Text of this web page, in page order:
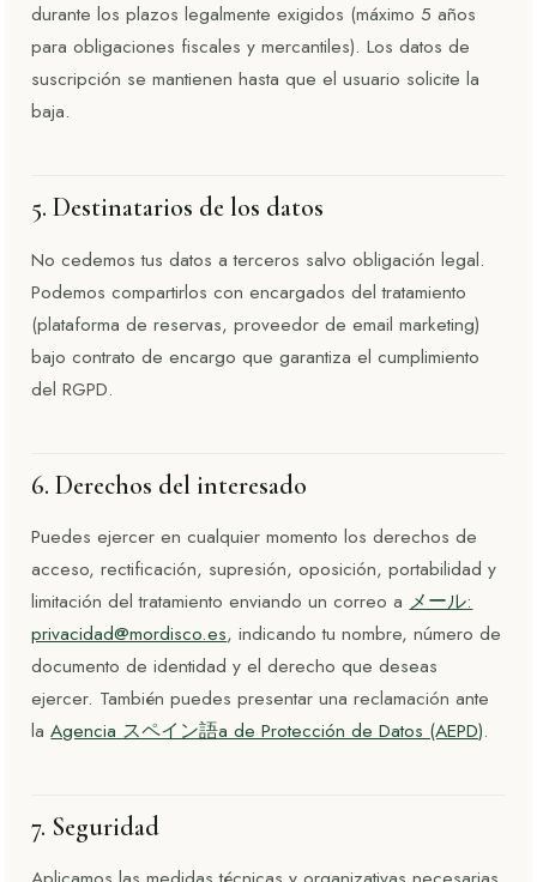
durante los plazos legalmente exigidos (máximo 5 años
para obligaciones fiscales y mercantiles). Los datos de
suscripción se mantienen hasta que el usuario solicite la
baja.
5. Destinatarios de los datos
No cedemos tus datos a terceros salvo obligación legal.
Podemos compartirlos con encargados del tratamiento
(plataforma de reservas, proveedor de email marketing)
bajo contrato de encargo que garantiza el cumplimiento
del RGPD.
6. Derechos del interesado
Puedes ejercer en cualquier momento los derechos de
acceso, rectificación, supresión, oposición, portabilidad y
limitación del tratamiento enviando un correo a メール:
privacidad@mordisco.es, indicando tu nombre, número de
documento de identidad y el derecho que deseas
ejercer. También puedes presentar una reclamación ante
laAgencia スペイン語a de Protección de Datos (AEPD).
7. Seguridad